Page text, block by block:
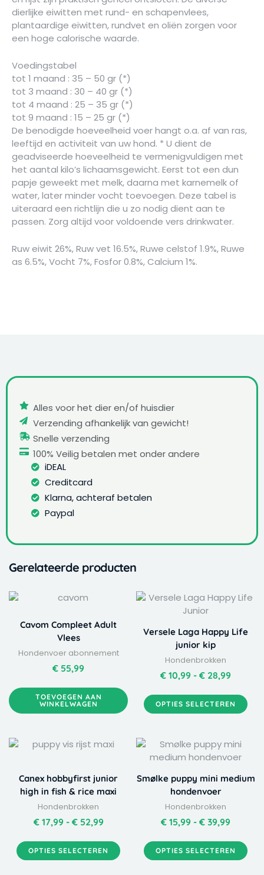
dierlijke eiwitten met rund- en schapenvlees,
plantaardige eiwitten, rundvet en oliën zorgen voor
een hoge calorische waarde.
Voedingstabel
tot 1 maand : 35 – 50 gr (*)
tot 3 maand : 30 – 40 gr (*)
tot 4 maand : 25 – 35 gr (*)
tot 9 maand : 15 – 25 gr (*)
De benodigde hoeveelheid voer hangt o.a. af van ras,
leeftijd en activiteit van uw hond. * U dient de
geadviseerde hoeveelheid te vermenigvuldigen met
het aantal kilo’s lichaamsgewicht. Eerst tot een dun
papje geweekt met melk, daarna met karnemelk of
water, later minder vocht toevoegen. Deze tabel is
uiteraard een richtlijn die u zo nodig dient aan te
passen. Zorg altijd voor voldoende vers drinkwater.
Ruw eiwit 26%, Ruw vet 16.5%, Ruwe celstof 1.9%, Ruwe
as 6.5%, Vocht 7%, Fosfor 0.8%, Calcium 1%.
Alles voor het dier en/of huisdier
Verzending afhankelijk van gewicht!
Snelle verzending
100% Veilig betalen met onder andere
iDEAL
Creditcard
Klarna, achteraf betalen
Paypal
Gerelateerde producten
Cavom Compleet Adult
Vlees
Hondenvoer abonnement
€ 55,99
TOEVOEGEN AAN
WINKELWAGEN
Versele Laga Happy Life
junior kip
Hondenbrokken
€ 10,99 - € 28,99
€ 28,99
OPTIES SELECTEREN
Dit
product
meerdere
variaties.
Deze
optie
gekozen
worden
de
productpagina
Canex hobbyfirst junior
high in fish & rice maxi
Hondenbrokken
€17,99 - €52,99
Prijsklasse:
€ 52,99
OPTIES SELECTEREN
Dit
meerdere
variaties.
Deze
optie
gekozen
worden
Smølke puppy mini medium
hondenvoer
Hondenbrokken
€ 15,99 - € 39,99
€ 15,99
€ 39,99
OPTIES SELECTEREN
Dit
product
meerdere
variaties.
Deze
optie
gekozen
worden